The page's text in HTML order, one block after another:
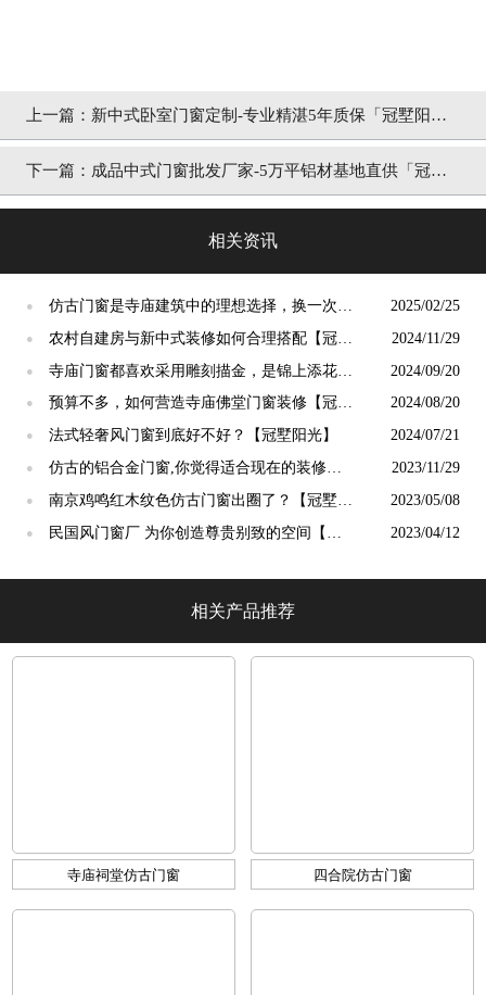
上一篇： 新中式卧室门窗定制-专业精湛5年质保「冠墅阳
光」
下一篇： 成品中式门窗批发厂家-5万平铝材基地直供「冠墅
相关资讯
●
仿古门窗是寺庙建筑中的理想选择，换一次用
终生【冠墅阳光】
2025/02/25
●
农村自建房与新中式装修如何合理搭配【冠墅
阳光】
2024/11/29
●
寺庙门窗都喜欢采用雕刻描金，是锦上添花
吗？【冠墅阳光】
2024/09/20
●
预算不多，如何营造寺庙佛堂门窗装修【冠墅
阳光】
2024/08/20
● 法式轻奢风门窗到底好不好？【冠墅阳光】 2024/07/21
●
仿古的铝合金门窗,你觉得适合现在的装修吗?
【冠墅阳光】
2023/11/29
●
南京鸡鸣红木纹色仿古门窗出圈了？【冠墅阳
光】
2023/05/08
●
民国风门窗厂 为你创造尊贵别致的空间【冠
2023/04/12
相关产品推荐
寺庙祠堂仿古门窗 四合院仿古门窗